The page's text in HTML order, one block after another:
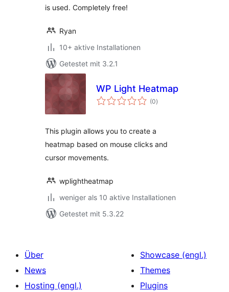
is used. Completely free!
Ryan
10+ aktive Installationen
Getestet mit 3.2.1
WP Light Heatmap
(0Bewertungen
insgesamt
)
This plugin allows you to create a
heatmap based on mouse clicks and
cursor movements.
wplightheatmap
weniger als 10 aktive Installationen
Getestet mit 5.3.22
Über
News
Hosting (engl.)
Showcase (engl.)
Themes
Plugins